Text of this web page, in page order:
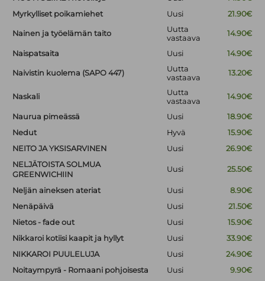
Myrkylliset poikamiehet
Uusi 21.90€
Nainen ja työelämän taito
Uutta
vastaava
14.90€
Naispatsaita Uusi 14.90€
Naivistin kuolema (SAPO 447)
Uutta
vastaava
13.20€
Naskali
Uutta
vastaava
14.90€
Naurua pimeässä Uusi
18.90€
Nedut
Hyvä
15.90€
NEITO JA YKSISARVINEN
Uusi
26.90€
NELJÄTOISTA SOLMUA
GREENWICHIIN
Uusi 25.50€
Neljän aineksen ateriat Uusi
8.90€
Nenäpäivä
Uusi
21.50€
Nietos - fade out
Uusi
15.90€
Nikkaroi kotiisi kaapit ja hyllyt
Uusi
33.90€
NIKKAROI PUULELUJA
Uusi
24.90€
Noitaympyrä - Romaani pohjoisesta
Uusi
9.90€